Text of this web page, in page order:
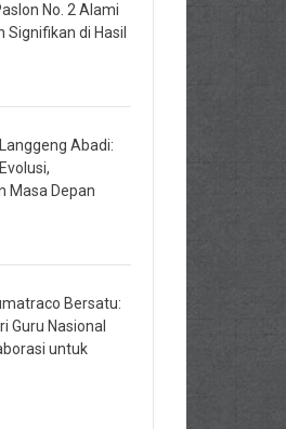
No. 2 Alami
Signifikan di Hasil
Abadi:
Masa Depan
Bersatu:
Guru Nasional
untuk